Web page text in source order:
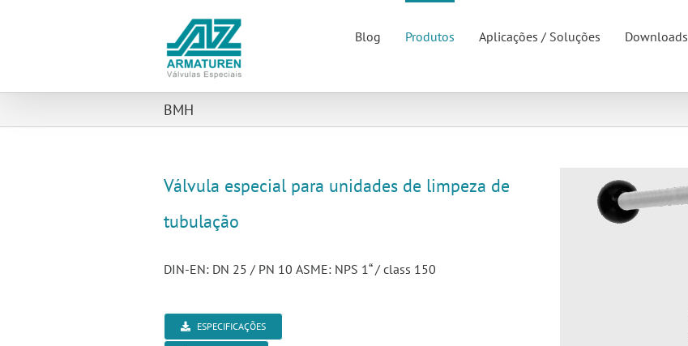
Blog Produtos Aplicações / Soluções Downloads
BMH
Válvula especial para unidades de limpeza de
tubulação
DIN-EN: DN 25 / PN 10 ASME: NPS 1“ / class 150
ESPECIFICAÇÕES